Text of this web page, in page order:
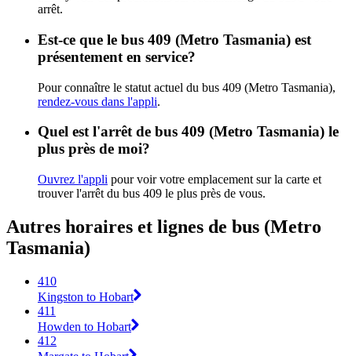
arrêt.
Est-ce que le bus 409 (Metro Tasmania) est
présentement en service?
Pour connaître le statut actuel du bus 409 (Metro Tasmania),
rendez-vous dans l'appli.
Quel est l'arrêt de bus 409 (Metro Tasmania) le
plus près de moi?
Ouvrez l'appli pour voir votre emplacement sur la carte et
trouver l'arrêt du bus 409 le plus près de vous.
Autres horaires et lignes de bus (Metro
Tasmania)
410
Kingston to Hobart
411
Howden to Hobart
412